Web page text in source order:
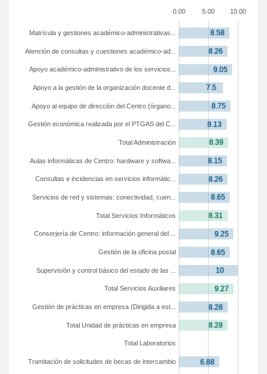
0.00 5.00 10.00
Tramitación de solicitudes de becas de intercambio
Total Laboratorios
Total Unidad de prácticas en empresa
Gestión de prácticas en empresa (Dirigida a est...
Total Servicios Auxiliares
Supervisión y control básico del estado de las ...
Gestión de la oficina postal
Conserjería de Centro: información general del ...
Total Servicios Informáticos
Servicios de red y sistemas: conectividad, cuen...
Consultas e incidencias en servicios informátic...
Aulas informáticas de Centro: hardware y softwa...
Total Administración
Gestión económica realizada por el PTGAS del C...
Apoyo al equipo de dirección del Centro (órgano...
Apoyo a la gestión de la organización docente d...
Apoyo académico-administrativo de los servicios...
Atención de consultas y cuestiones académico-ad...
Matrícula y gestiones académico-administrativas...